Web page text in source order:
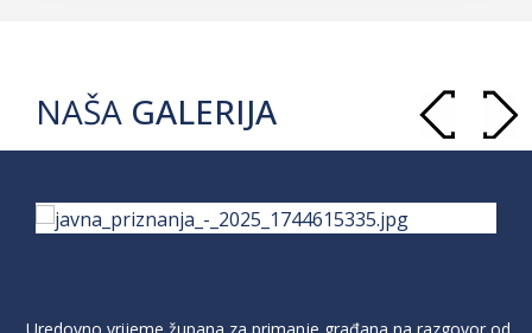
NAŠA GALERIJA